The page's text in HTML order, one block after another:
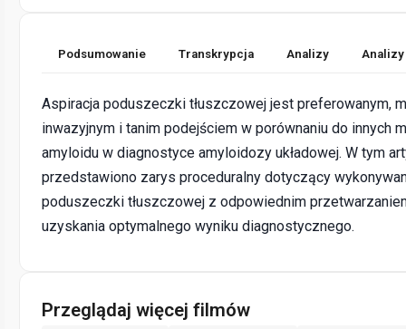
Podsumowanie Transkrypcja Analizy
Aspiracja poduszeczki tłuszczowej jest preferowanym,
inwazyjnym i tanim podejściem w porównaniu do innych
amyloidu w diagnostyce amyloidozy układowej. W tym
przedstawiono zarys proceduralny dotyczący
poduszeczki tłuszczowej z odpowiednim
uzyskania optymalnego wyniku diagnostycznego.
Przeglądaj więcej filmów